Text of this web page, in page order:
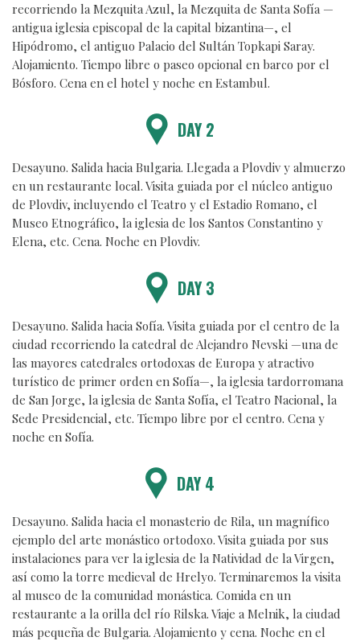
recorriendo la Mezquita Azul, la Mezquita de Santa Sofía —
antigua iglesia episcopal de la capital bizantina—, el
Hipódromo, el antiguo Palacio del Sultán Topkapi Saray.
Alojamiento. Tiempo libre o paseo opcional en barco por el
Bósforo. Cena en el hotel y noche en Estambul.
DAY 2
Desayuno. Salida hacia Bulgaria. Llegada a Plovdiv y almuerzo
en un restaurante local. Visita guiada por el núcleo antiguo
de Plovdiv, incluyendo el Teatro y el Estadio Romano, el
Museo Etnográfico, la iglesia de los Santos Constantino y
Elena, etc. Cena. Noche en Plovdiv.
DAY 3
Desayuno. Salida hacia Sofía. Visita guiada por el centro de la
ciudad recorriendo la catedral de Alejandro Nevski —una de
las mayores catedrales ortodoxas de Europa y atractivo
turístico de primer orden en Sofía—, la iglesia tardorromana
de San Jorge, la iglesia de Santa Sofía, el Teatro Nacional, la
Sede Presidencial, etc. Tiempo libre por el centro. Cena y
noche en Sofía.
DAY 4
Desayuno. Salida hacia el monasterio de Rila, un magnífico
ejemplo del arte monástico ortodoxo. Visita guiada por sus
instalaciones para ver la iglesia de la Natividad de la Virgen,
así como la torre medieval de Hrelyo. Terminaremos la visita
al museo de la comunidad monástica. Comida en un
restaurante a la orilla del río Rilska. Viaje a Melnik, la ciudad
más pequeña de Bulgaria. Alojamiento y cena. Noche en el